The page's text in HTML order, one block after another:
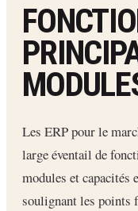
Les ERP pour le
large éventail de
modules et capacités
soulignant les points